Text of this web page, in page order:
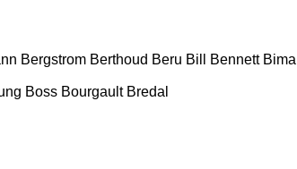
Bergstrom Berthoud Beru Bill Bennett Bima
Boss Bourgault Bredal